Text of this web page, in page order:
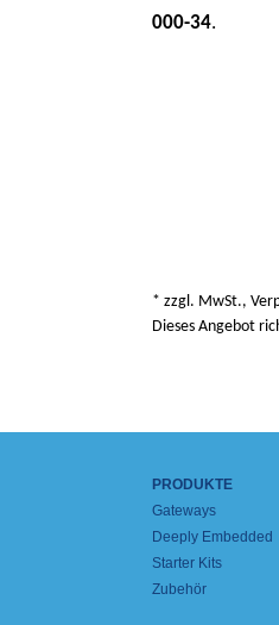
000-34.
* zzgl. MwSt.,
Dieses Angebot
PRODUKTE
Gateways
Deeply Embedded
Starter Kits
Zubehör